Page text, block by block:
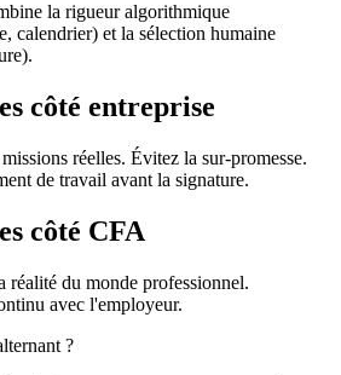
la rigueur algorithmique
calendrier) et la sélection humaine
côté entreprise
réelles. Évitez la sur-promesse.
de travail avant la signature.
côté CFA
réalité du monde professionnel.
avec l'employeur.
?